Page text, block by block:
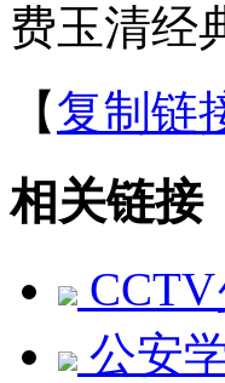
费玉清经
【复制链
相关链接
公安